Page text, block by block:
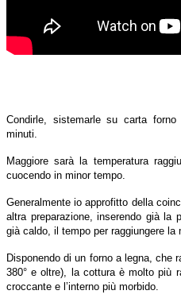
Condirle, sistemarle su carta
minuti.
Maggiore sarà la temperatura
cuocendo in minor tempo.
Generalmente io approfitto della
altra preparazione, inserendo già la
già caldo, il tempo per raggiungere la
Disponendo di un forno a legna, che
380° e oltre), la cottura è molto più
croccante e l’interno più morbido.